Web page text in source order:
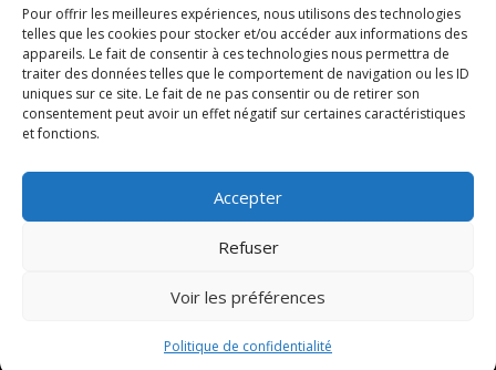
Pour offrir les meilleures expériences, nous utilisons des technologies
telles que les cookies pour stocker et/ou accéder aux informations des
appareils. Le fait de consentir à ces technologies nous permettra de
traiter des données telles que le comportement de navigation ou les ID
uniques sur ce site. Le fait de ne pas consentir ou de retirer son
consentement peut avoir un effet négatif sur certaines caractéristiques
et fonctions.
Accepter
Refuser
Voir les préférences
Politique de confidentialité
6 + 8= Envoi
de confidentialité